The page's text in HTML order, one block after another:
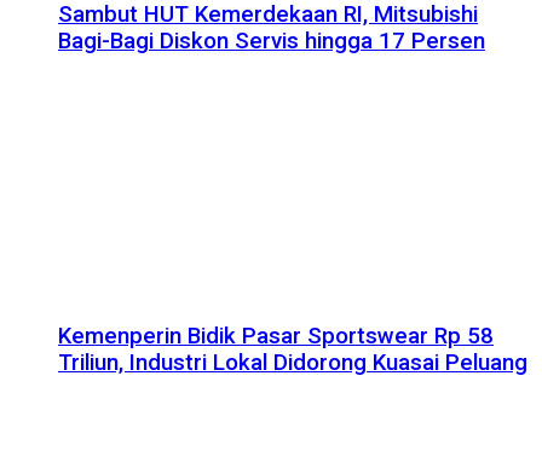
Sambut HUT Kemerdekaan RI, Mitsubishi
Bagi-Bagi Diskon Servis hingga 17 Persen
Kemenperin Bidik Pasar Sportswear Rp 58
Triliun, Industri Lokal Didorong Kuasai Peluang